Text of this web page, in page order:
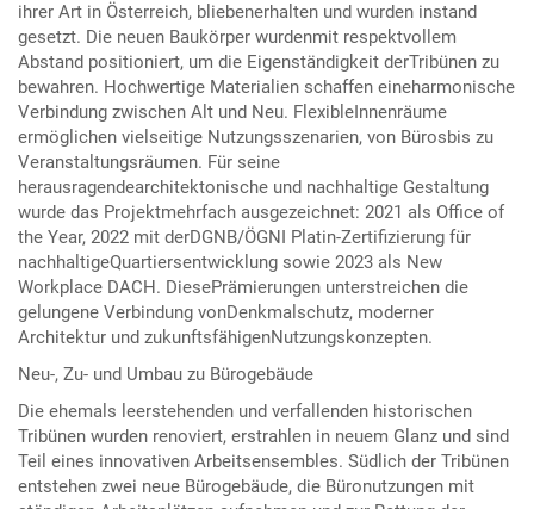
ihrer Art in Österreich, bliebenerhalten und wurden instand
gesetzt. Die neuen Baukörper wurdenmit respektvollem
Abstand positioniert, um die Eigenständigkeit derTribünen zu
bewahren. Hochwertige Materialien schaffen eineharmonische
Verbindung zwischen Alt und Neu. FlexibleInnenräume
ermöglichen vielseitige Nutzungsszenarien, von Bürosbis zu
Veranstaltungsräumen. Für seine
herausragendearchitektonische und nachhaltige Gestaltung
wurde das Projektmehrfach ausgezeichnet: 2021 als Office of
the Year, 2022 mit derDGNB/ÖGNI Platin-Zertifizierung für
nachhaltigeQuartiersentwicklung sowie 2023 als New
Workplace DACH. DiesePrämierungen unterstreichen die
gelungene Verbindung vonDenkmalschutz, moderner
Architektur und zukunftsfähigenNutzungskonzepten.
Neu-, Zu- und Umbau zu Bürogebäude
Die ehemals leerstehenden und verfallenden historischen
Tribünen wurden renoviert, erstrahlen in neuem Glanz und sind
Teil eines innovativen Arbeitsensembles. Südlich der Tribünen
entstehen zwei neue Bürogebäude, die Büronutzungen mit